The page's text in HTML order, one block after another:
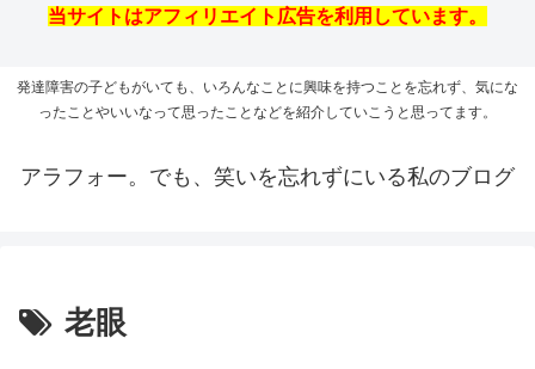
当サイトはアフィリエイト広告を利用しています。
発達障害の子どもがいても、いろんなことに興味を持つことを忘れず、気にな
ったことやいいなって思ったことなどを紹介していこうと思ってます。
アラフォー。でも、笑いを忘れずにいる私のブログ
老眼